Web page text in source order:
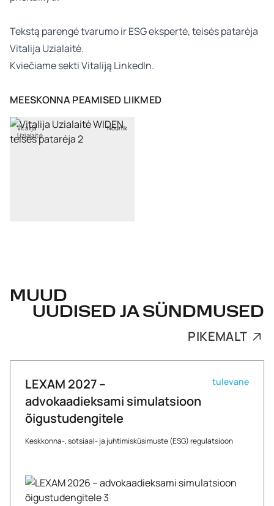
Tekstą parengėtvarumo ir ESGekspertė, teisės patarėja
Vitalija Uzialaitė.
Kviečiame sektiVitaliją LinkedIn.
MEESKONNA PEAMISED LIIKMED
Vitalija
Uzialaitė
Nõunik
MUUD
UUDISED JA SÜNDMUSED
PIKEMALT
LEXAM 2027 –
advokaadieksami simulatsioon
õigustudengitele
Keskkonna-, sotsiaal- ja juhtimisküsimuste (ESG) regulatsioon
tulevane